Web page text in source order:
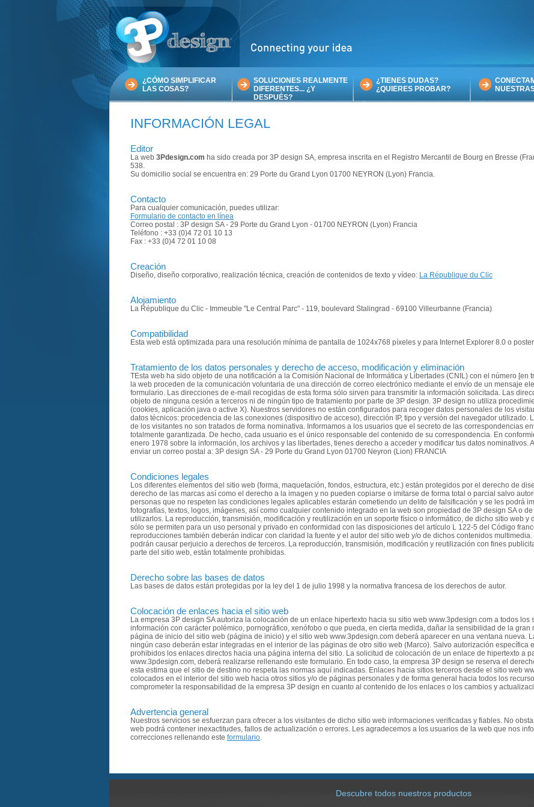
¿CÓMO SIMPLIFICAR
LAS COSAS?
SOLUCIONES REALMENTE
DIFERENTES... ¿Y
DESPUÉS?
¿TIENES DUDAS?
¿QUIERES PROBAR?
INFORMACIÓN LEGAL
Editor
La web 3Pdesign.com ha sido creada por 3P design SA, empresa inscrita en el Registro Mercantil de Bourg en Bresse
538.
Su domicilio social se encuentra en: 29 Porte du Grand Lyon 01700 NEYRON (Lyon) Francia.
Contacto
Para cualquier comunicación, puedes utilizar:
Formulario de contacto en línea
Correo postal : 3P design SA - 29 Porte du Grand Lyon - 01700 NEYRON (Lyon) Francia
Teléfono : +33 (0)4 72 01 10 13
Fax : +33 (0)4 72 01 10 08
Creación
Diseño, diseño corporativo, realización técnica, creación de contenidos de texto y vídeo: La République du Clic
Alojamiento
La République du Clic - Immeuble "Le Central Parc" - 119, boulevard Stalingrad - 69100 Villeurbanne (Francia)
Compatibilidad
Esta web está optimizada para una resolución mínima de pantalla de 1024x768 píxeles y para Internet Explorer 8.0 o
Tratamiento de los datos personales y derecho de acceso, modificación y eliminación
TEsta web ha sido objeto de una notificación a la Comisión Nacional de Informática y Libertades (CNIL) con el número [en
la web proceden de la comunicación voluntaria de una dirección de correo electrónico mediante el envío de un mensaje
formulario. Las direcciones de e-mail recogidas de esta forma sólo sirven para transmitir la información solicitada. Las
objeto de ninguna cesión a terceros ni de ningún tipo de tratamiento por parte de 3P design. 3P design no utiliza
(cookies, aplicación java o active X). Nuestros servidores no están configurados para recoger datos personales de los
datos técnicos: procedencia de las conexiones (dispositivo de acceso), dirección IP, tipo y versión del navegador utilizado.
de los visitantes no son tratados de forma nominativa. Informamos a los usuarios que el secreto de las correspondencias
totalmente garantizada. De hecho, cada usuario es el único responsable del contenido de su correspondencia. En
enero 1978 sobre la información, los archivos y las libertades, tienes derecho a acceder y modificar tus datos nominativos.
enviar un correo postal a: 3P design SA - 29 Porte du Grand Lyon 01700 Neyron (Lion) FRANCIA
Condiciones legales
Los diferentes elementos del sitio web (forma, maquetación, fondos, estructura, etc.) están protegidos por el derecho de
derecho de las marcas así como el derecho a la imagen y no pueden copiarse o imitarse de forma total o parcial salvo
personas que no respeten las condiciones legales aplicables estarán cometiendo un delito de falsificación y se les podrá
fotografías, textos, logos, imágenes, así como cualquier contenido integrado en la web son propiedad de 3P design SA o
utilizarlos. La reproducción, transmisión, modificación y reutilización en un soporte físico o informático, de dicho sitio web
sólo se permiten para un uso personal y privado en conformidad con las disposiciones del artículo L 122-5 del Código
reproducciones también deberán indicar con claridad la fuente y el autor del sitio web y/o de dichos contenidos
podrán causar perjuicio a derechos de terceros. La reproducción, transmisión, modificación y reutilización con fines
parte del sitio web, están totalmente prohibidas.
Derecho sobre las bases de datos
Las bases de datos están protegidas por la ley del 1 de julio 1998 y la normativa francesa de los derechos de autor.
Colocación de enlaces hacia el sitio web
La empresa 3P design SA autoriza la colocación de un enlace hipertexto hacia su sitio web www.3pdesign.com a todos
información con carácter polémico, pornográfico, xenófobo o que pueda, en cierta medida, dañar la sensibilidad de la
página de inicio del sitio web (página de inicio) y el sitio web www.3pdesign.com deberá aparecer en una ventana nueva.
ningún caso deberán estar integradas en el interior de las páginas de otro sitio web (Marco). Salvo autorización específica
prohibidos los enlaces directos hacia una página interna del sitio. La solicitud de colocación de un enlace de hipertexto a
www.3pdesign.com, deberá realizarse rellenando este formulario. En todo caso, la empresa 3P design se reserva el
esta estima que el sitio de destino no respeta las normas aquí indicadas. Enlaces hacia sitios terceros desde el sitio web
colocados en el interior del sitio web hacia otros sitios y/o de páginas personales y de forma general hacia todos los
comprometer la responsabilidad de la empresa 3P design en cuanto al contenido de los enlaces o los cambios y
Advertencia general
Nuestros servicios se esfuerzan para ofrecer a los visitantes de dicho sitio web informaciones verificadas y fiables. No
web podrá contener inexactitudes, fallos de actualización o errores. Les agradecemos a los usuarios de la web que nos
correcciones rellenando este formulario.
Descubre todos nuestros productos